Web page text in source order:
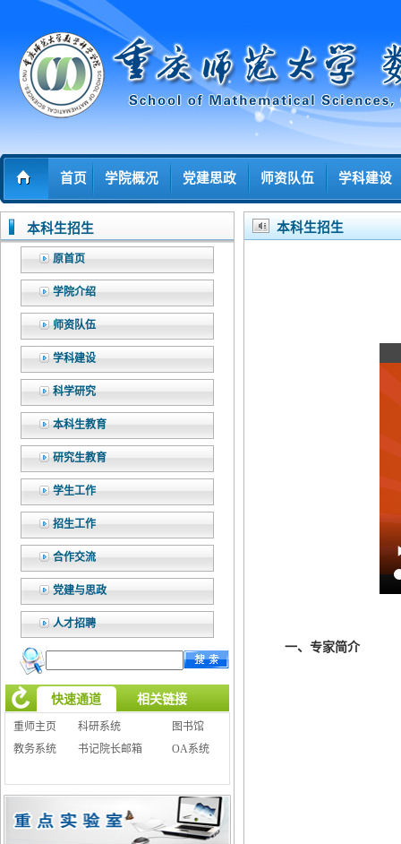
首页 学院概况 党建思政 师资队伍 学科建设
本科生招生
原首页
学院介绍
师资队伍
学科建设
科学研究
本科生教育
研究生教育
学生工作
招生工作
合作交流
党建与思政
人才招聘
快速通道 相关链接
重师主页 科研系统
图书馆
教务系统
书记院长邮箱 OA系统
本科生招生
一、专家简介